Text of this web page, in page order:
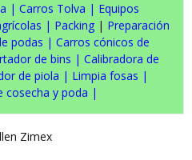
| Carros Tolva | Equipos
| Packing | Preparación
podas | Carros cónicos de
de bins | Calibradora de
de piola | Limpia fosas |
cosecha y poda |